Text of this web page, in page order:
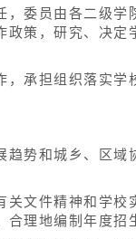
委员由各二级学
策，研究、决定
承担组织落实学
势和城乡、区域
文件精神和学校
理地编制年度招